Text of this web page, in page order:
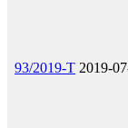
93/2019-T 2019-